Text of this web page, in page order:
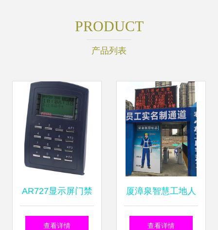
PRODUCT
产品列表
AR727显示屏门禁
一体机 智能门禁考
查看详情
厦漳泉智慧工地人
行通道门禁与考勤
查看详情